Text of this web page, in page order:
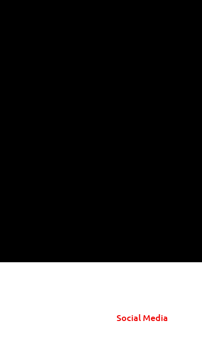
Social Media